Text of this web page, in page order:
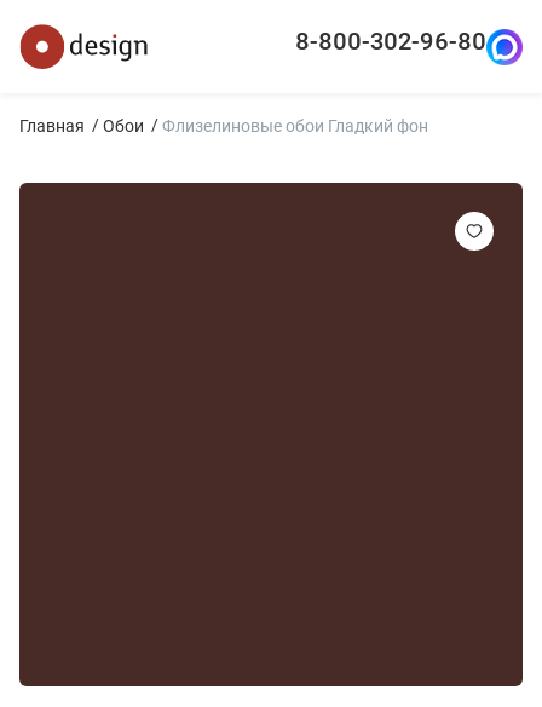
8-800-302-96-80
Главная Обои Флизелиновые обои Гладкий фон